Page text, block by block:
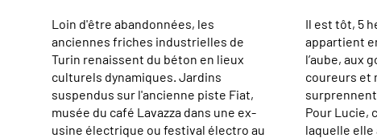
Loin d'être abandonnées, les
anciennes friches industrielles de
Turin renaissent du béton en lieux
culturels dynamiques. Jardins
suspendus sur l'ancienne piste Fiat,
musée du café Lavazza dans une ex-
usine électrique ou festival électro au
Il est tôt, 5
appartient
l’aube, aux
coureurs et
surprennent
Pour Lucie,
laquelle elle